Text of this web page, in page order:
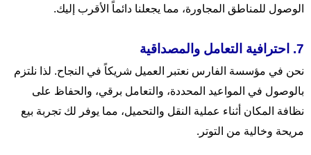
الوصول للمناطق المجاورة، مما يجعلنا دائماً الأقرب إليك.
7. احترافية التعامل والمصداقية
نحن في مؤسسة الفارس نعتبر العميل شريكاً في النجاح. لذا نلتزم
بالوصول في المواعيد المحددة، والتعامل برقي، والحفاظ على
نظافة المكان أثناء عملية النقل والتحميل، مما يوفر لك تجربة بيع
مريحة وخالية من التوتر.